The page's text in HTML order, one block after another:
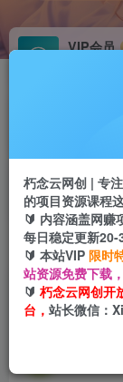
VIP会员
会员专
四导航
首页 创业课程
新人实操虚
店铺【视频
朽念云网创 | 专
的项目资源课程
🔰 内容涵盖网赚
每日稳定更新20-
🔰 本站VIP 限时
站资源免费下载，
🔰 朽念云网创开
台， 站长微信：